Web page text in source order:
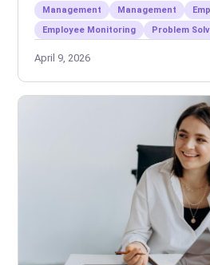
Management Management
Employee Monitoring
Problem
April 9, 2026